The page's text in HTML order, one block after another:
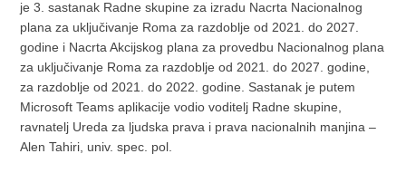
je 3. sastanak Radne skupine za izradu Nacrta Nacionalnog
plana za uključivanje Roma za razdoblje od 2021. do 2027.
godine i Nacrta Akcijskog plana za provedbu Nacionalnog plana
za uključivanje Roma za razdoblje od 2021. do 2027. godine,
za razdoblje od 2021. do 2022. godine. Sastanak je putem
Microsoft Teams aplikacije vodio voditelj Radne skupine,
ravnatelj Ureda za ljudska prava i prava nacionalnih manjina –
Alen Tahiri, univ. spec. pol.